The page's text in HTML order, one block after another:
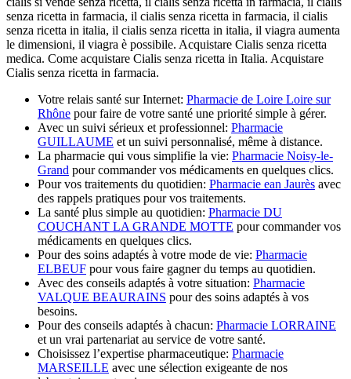
senza ricetta in farmacia, il cialis senza ricetta in farmacia, il cialis
senza ricetta in italia, il cialis senza ricetta in italia, il viagra aumenta
le dimensioni, il viagra è possibile. Acquistare Cialis senza ricetta
medica. Come acquistare Cialis senza ricetta in Italia. Acquistare
Cialis senza ricetta in farmacia.
Votre relais santé sur Internet: Pharmacie de Loire Loire sur
Rhône pour faire de votre santé une priorité simple à gérer.
Avec un suivi sérieux et professionnel: Pharmacie
GUILLAUME et un suivi personnalisé, même à distance.
La pharmacie qui vous simplifie la vie: Pharmacie Noisy-le-
Grand pour commander vos médicaments en quelques clics.
Pour vos traitements du quotidien: Pharmacie ean Jaurès avec
des rappels pratiques pour vos traitements.
La santé plus simple au quotidien: Pharmacie DU
COUCHANT LA GRANDE MOTTE pour commander vos
médicaments en quelques clics.
Pour des soins adaptés à votre mode de vie: Pharmacie
ELBEUF pour vous faire gagner du temps au quotidien.
Avec des conseils adaptés à votre situation: Pharmacie
VALQUE BEAURAINS pour des soins adaptés à vos
besoins.
Pour des conseils adaptés à chacun: Pharmacie LORRAINE
et un vrai partenariat au service de votre santé.
Choisissez l’expertise pharmaceutique: Pharmacie
MARSEILLE avec une sélection exigeante de nos